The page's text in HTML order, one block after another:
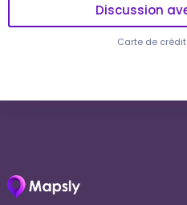
Discussion
Carte de